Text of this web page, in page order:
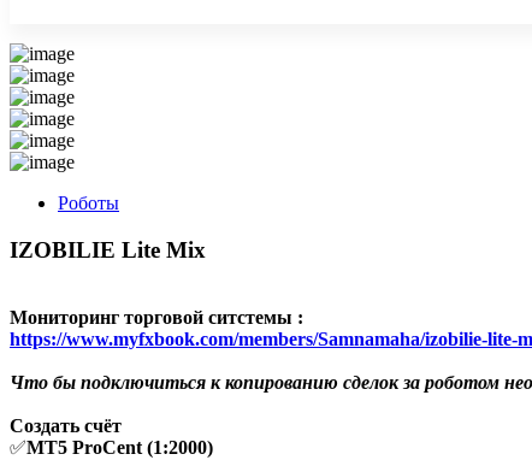
Роботы
IZOBILIE Lite Mix
Мониторинг торговой ситстемы :
https://www.myfxbook.com/members/Samnamaha/izobilie-lite-
Что бы подключиться к копированию сделок за роботом
Создать счёт
✅MT5 ProCent (1:2000)